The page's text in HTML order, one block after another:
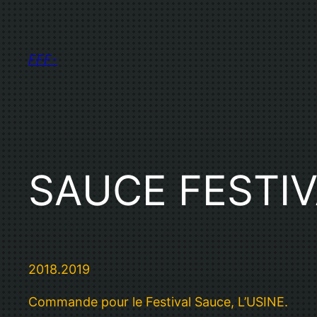
contenu
FFF-
SAUCE
2018.2019
Commande pour le Festival Sauce, L’USINE.